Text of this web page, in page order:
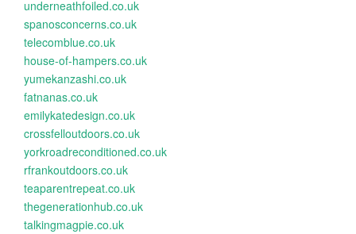
underneathfoiled.co.uk
spanosconcerns.co.uk
telecomblue.co.uk
house-of-hampers.co.uk
yumekanzashi.co.uk
fatnanas.co.uk
emilykatedesign.co.uk
crossfelloutdoors.co.uk
yorkroadreconditioned.co.uk
rfrankoutdoors.co.uk
teaparentrepeat.co.uk
thegenerationhub.co.uk
talkingmagpie.co.uk